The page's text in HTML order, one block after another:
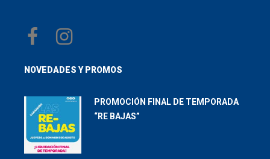
NOVEDADES Y PROMOS
PROMOCIÓN FINAL DE TEMPORADA
“RE BAJAS”